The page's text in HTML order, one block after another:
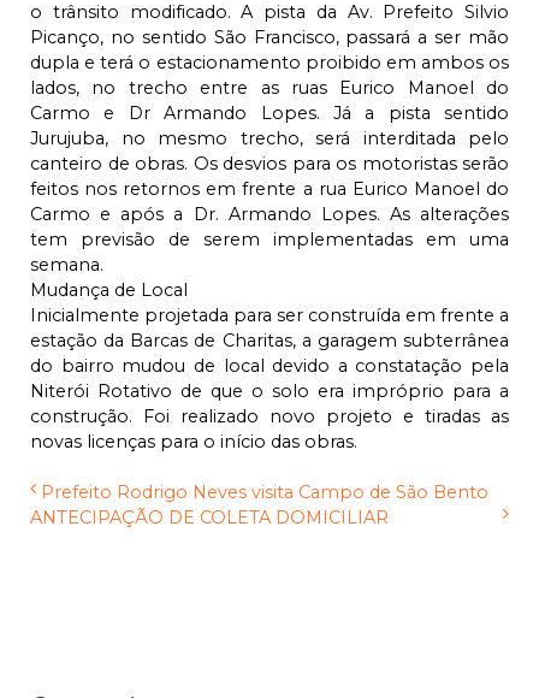
o trânsito modificado. A pista da Av. Prefeito Silvio
Picanço, no sentido São Francisco, passará a ser mão
dupla e terá o estacionamento proibido em ambos os
lados, no trecho entre as ruas Eurico Manoel do
Carmo e Dr Armando Lopes. Já a pista sentido
Jurujuba, no mesmo trecho, será interditada pelo
canteiro de obras. Os desvios para os motoristas serão
feitos nos retornos em frente a rua Eurico Manoel do
Carmo e após a Dr. Armando Lopes. As alterações
tem previsão de serem implementadas em uma
semana.
Mudança de Local
Inicialmente projetada para ser construída em frente a
estação da Barcas de Charitas, a garagem subterrânea
do bairro mudou de local devido a constatação pela
Niterói Rotativo de que o solo era impróprio para a
construção. Foi realizado novo projeto e tiradas as
novas licenças para o início das obras.
Prefeito Rodrigo Neves visita Campo de São Bento
ANTECIPAÇÃO DE COLETA DOMICILIAR